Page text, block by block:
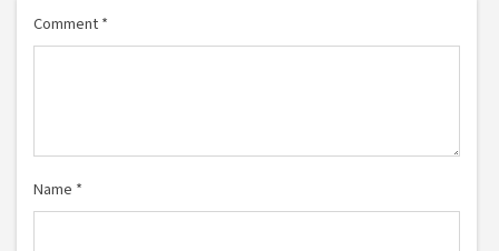
Comment *
Name *